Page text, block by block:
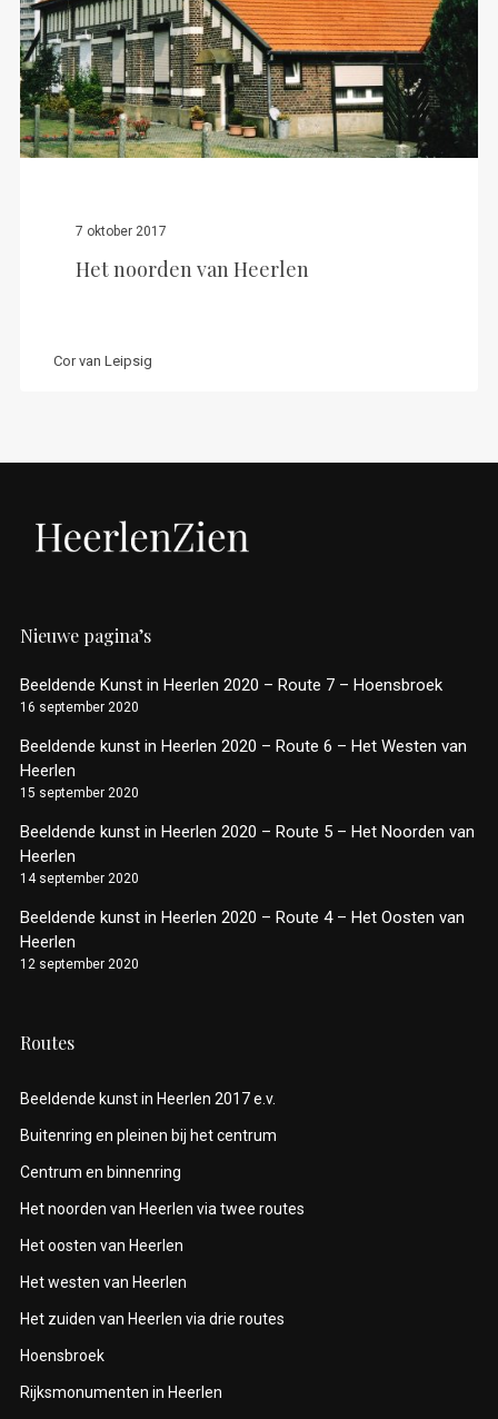
7 oktober 2017
Het noorden van Heerlen
Cor van Leipsig
Nieuwe pagina’s
Beeldende Kunst in Heerlen 2020 – Route 7 – Hoensbroek
16 september 2020
Beeldende kunst in Heerlen 2020 – Route 6 – Het Westen van
Heerlen
15 september 2020
Beeldende kunst in Heerlen 2020 – Route 5 – Het Noorden van
Heerlen
14 september 2020
Beeldende kunst in Heerlen 2020 – Route 4 – Het Oosten van
Heerlen
12 september 2020
Routes
Beeldende kunst in Heerlen 2017 e.v.
Buitenring en pleinen bij het centrum
Centrum en binnenring
Het noorden van Heerlen via twee routes
Het oosten van Heerlen
Het westen van Heerlen
Het zuiden van Heerlen via drie routes
Hoensbroek
Rijksmonumenten in Heerlen